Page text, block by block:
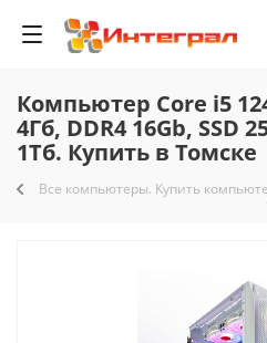
Компьютер Core i5
4Гб, DDR4 16Gb, SSD
1Тб. Купить в Томске
Все компьютеры. Купить